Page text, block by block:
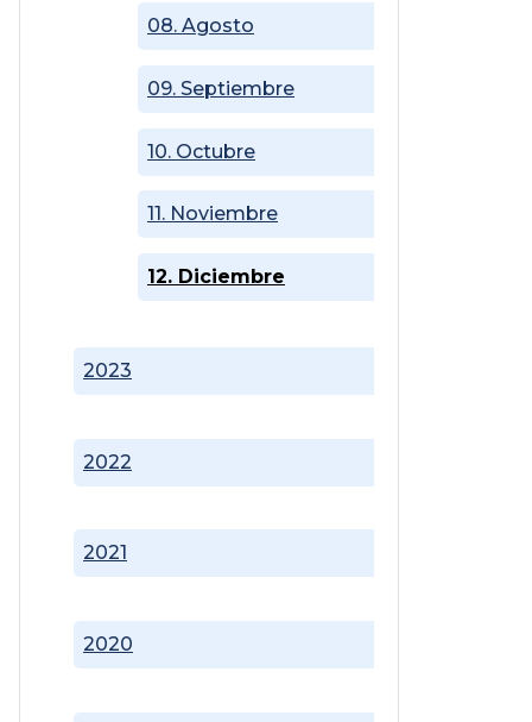
2020
2021
2022
2023
08. Agosto
09. Septiembre
10. Octubre
11. Noviembre
12. Diciembre